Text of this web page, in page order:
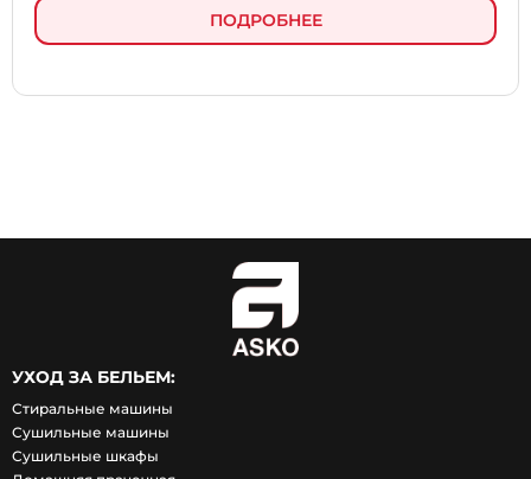
ПОДРОБНЕЕ
УХОД ЗА БЕЛЬЕМ:
Стиральные машины
Сушильные машины
Сушильные шкафы